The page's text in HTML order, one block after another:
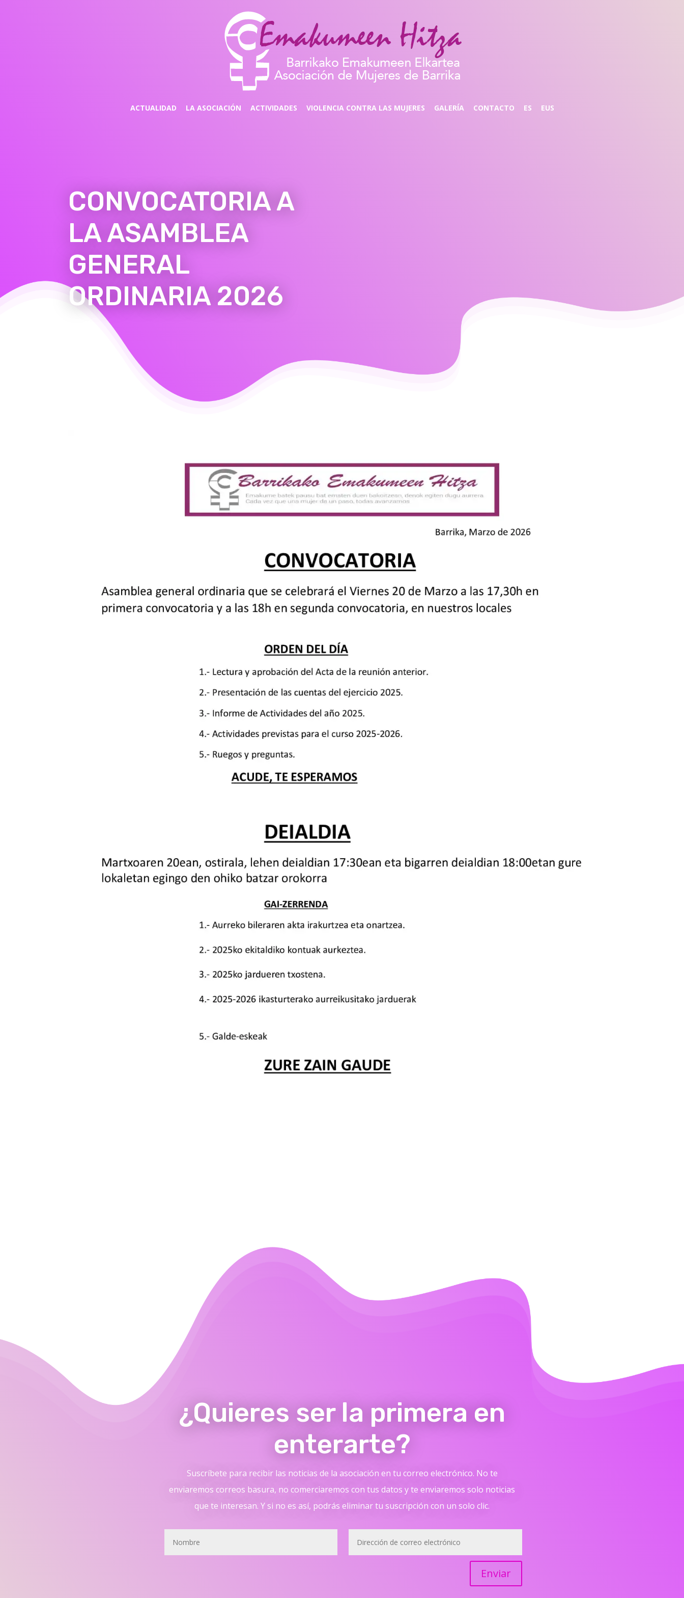
ACTUALIDAD LA ASOCIACIÓN ACTIVIDADES VIOLENCIA CONTRA LAS MUJERES GALERÍA CONTACTO ES EUS
CONVOCATORIA A
LA ASAMBLEA
GENERAL
ORDINARIA 2026
¿Quieres ser la primera en
enterarte?
Suscríbete para recibir las noticias de la asociación en tu correo electrónico. No te
enviaremos correos basura, no comerciaremos con tus datos y te enviaremos solo noticias
que te interesan. Y si no es así, podrás eliminar tu suscripción con un solo clic.
Enviar